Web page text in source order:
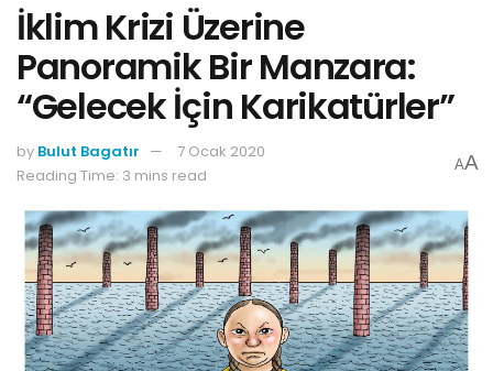
İklim Krizi Üzerine
Panoramik Bir Manzara:
“Gelecek İçin Karikatürler”
by Bulut Bagatır
7 Ocak 2020
Reading Time: 3 mins read
AA